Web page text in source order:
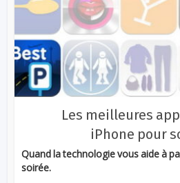
Les meilleures
iPhone pour
Quand la technologie vous aide à
soirée.